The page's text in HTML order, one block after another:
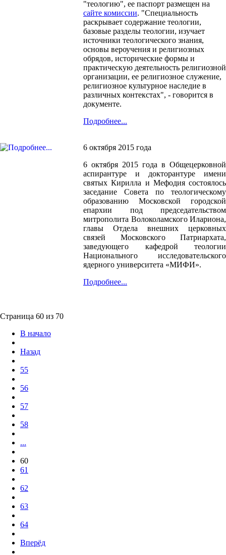
"теологию", ее паспорт размещен на
сайте комиссии. "Специальность
раскрывает содержание теологии,
базовые разделы теологии, изучает
источники теологического знания,
основы вероучения и религиозных
обрядов, исторические формы и
практическую деятельность религиозной
организации, ее религиозное служение,
религиозное культурное наследие в
различных контекстах", - говорится в
документе.
Подробнее...
6 октября 2015 года
6 октября 2015 года в Общецерковной
аспирантуре и докторантуре имени
святых Кирилла и Мефодия состоялось
заседание Совета по теологическому
образованию Московской городской
епархии под председательством
митрополита Волоколамского Илариона,
главы Отдела внешних церковных
связей Московского Патриархата,
заведующего кафедрой теологии
Национального исследовательского
ядерного университета «МИФИ».
Подробнее...
Страница 60 из 70
В начало
Назад
55
56
57
58
...
60
61
62
63
64
Вперёд